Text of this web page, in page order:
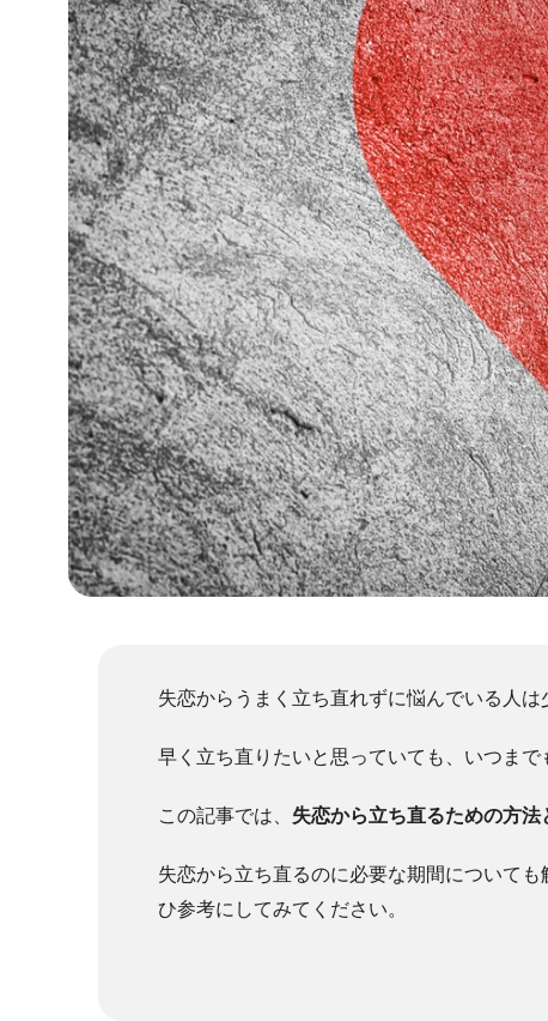
失恋からうまく立ち直れずに悩んでいる人は
早く立ち直りたいと思っていても、いつまで
この記事では、 失恋から立ち直るための方
失恋から立ち直るのに必要な期間について
ひ参考にしてみてください。